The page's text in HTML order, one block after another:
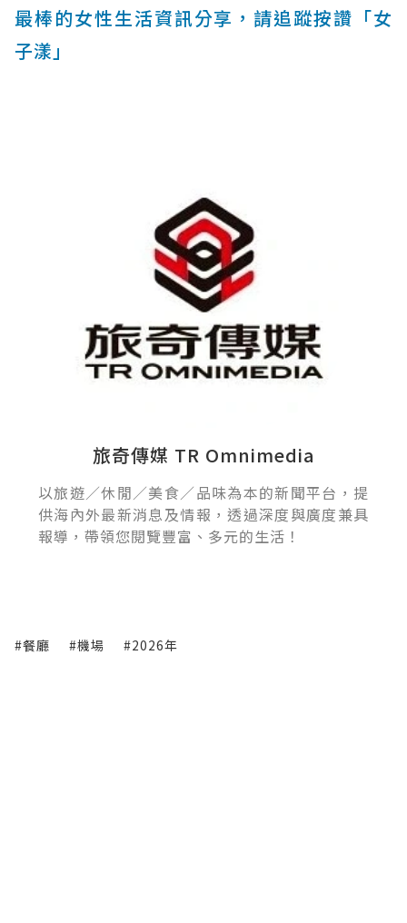
最棒的女性生活資訊分享，請追蹤按讚「女
子漾」
旅奇傳媒 TR Omnimedia
以旅遊／休閒／美食／品味為本的新聞平台，提
供海內外最新消息及情報，透過深度與廣度兼具
報導，帶領您閱覽豐富、多元的生活！
#餐廳 #機場 #2026年